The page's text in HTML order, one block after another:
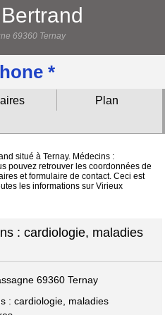
69360 Ternay
*
Plan
situé à Ternay. Médecins :
pouvez retrouver les coordonnées de
et formulaire de contact. Ceci est
les informations sur Virieux
: cardiologie, maladies
69360 Ternay
: cardiologie, maladies